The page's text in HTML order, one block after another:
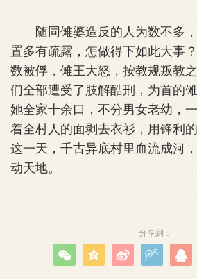
随同傩婆造反的人为数不多
置多有疏露，怎做得下如此大事
数被俘，傩王大怒，按教规叛教
们全部遭受了肢解酷刑，为首的
她全家十余口，不分男女老幼，
着全村人的面剥去衣衫，用锋利
这一天，千古异底村里血流成河
动天地。
分享到：
    